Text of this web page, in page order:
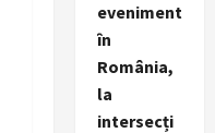
eveniment
în
România,
la
intersecți